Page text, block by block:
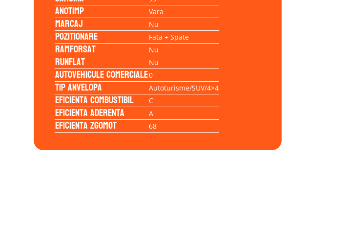
Anotimp Vara
Marcaj Nu
Pozitionare Fata + Spate
Ramforsat Nu
Runflat Nu
Autovehicule comerciale0
Tip anvelopa Autoturisme/SUV/4×4
Eficienta Combustibil C
Eficienta Aderenta A
Eficienta Zgomot 68